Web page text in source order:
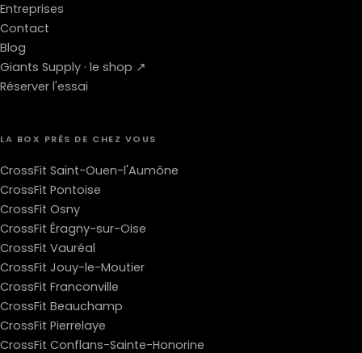
Entreprises
Contact
Blog
Giants Supply · le shop ↗
Réserver l'essai
LA BOX PRÈS DE CHEZ VOUS
CrossFit Saint-Ouen-l'Aumône
CrossFit Pontoise
CrossFit Osny
CrossFit Éragny-sur-Oise
CrossFit Vauréal
CrossFit Jouy-le-Moutier
CrossFit Franconville
CrossFit Beauchamp
CrossFit Pierrelaye
CrossFit Conflans-Sainte-Honorine